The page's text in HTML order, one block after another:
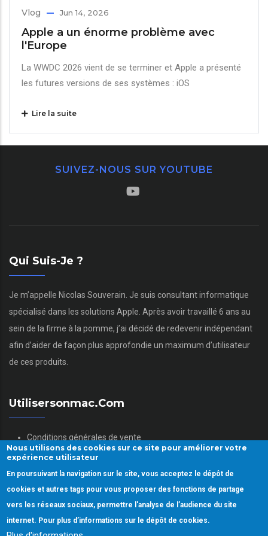
Vlog Jun 14, 2026
Apple a un énorme problème avec
l'Europe
La WWDC 2026 vient de se terminer et Apple a présenté
les futures versions de ses systèmes : iOS
Lire la suite
SUIVEZ-NOUS SUR YOUTUBE
Qui Suis-Je ?
Je m’appelle Nicolas Souverain. Je suis consultant informatique
spécialisé dans les solutions Apple. Après avoir travaillé 6 ans au
sein de la firme à la pomme, j’ai décidé de redevenir indépendant
afin d’aider de façon plus approfondie un maximum d’utilisateur
de ces produits.
Utilisersonmac.com
Conditions générales de vente
Mentions légales
Politique des données personnelles
Gestion des Cookies
Nous utilisons des cookies sur ce site pour améliorer votre
expérience utilisateur
En poursuivant la navigation sur le site, vous acceptez le dépôt de
cookies et autres tags pour vous proposer des fonctions de partage
vers les réseaux sociaux, permettre l'analyse de l’audience du site
internet. Pour plus d’informations sur le dépôt de cookies.